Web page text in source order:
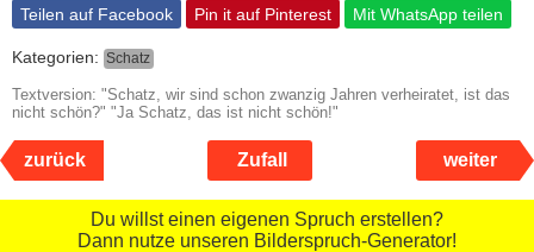
Teilen auf Facebook Pin it auf Pinterest Mit WhatsApp teilen
Kategorien: Schatz
Textversion: "Schatz, wir sind schon zwanzig Jahren verheiratet, ist das
nicht schön?" "Ja Schatz, das ist nicht schön!"
zurück Zufall weiter
Du willst einen eigenen Spruch erstellen?
Dann nutze unseren Bilderspruch-Generator!